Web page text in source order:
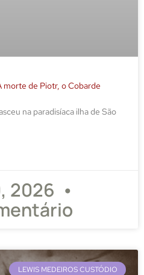
morte de Piotr, o Cobarde
na paradisíaca ilha de São
2026
LEWIS MEDEIROS CUSTÓDIO